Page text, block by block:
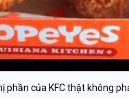
phần của KFC thật không